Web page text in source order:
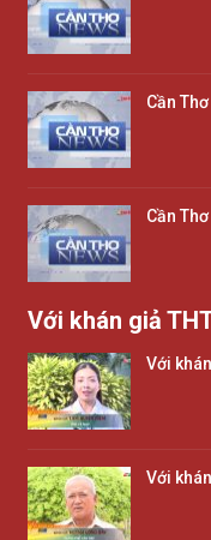
Cần
Cần
Với khán giả
Với
Với